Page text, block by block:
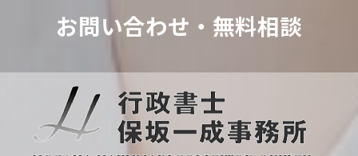
お問い合わせ・ 無料相談